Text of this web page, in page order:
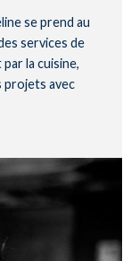
se prend au
services de
par la cuisine,
projets avec